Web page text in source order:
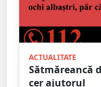
ACTUALITATE
Sătmăreancă
cer ajutorul